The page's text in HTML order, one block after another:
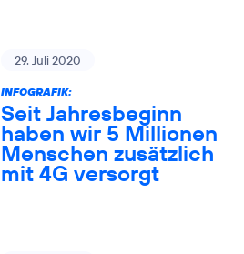
29. Juli 2020
INFOGRAFIK:
Seit Jahresbeginn
haben wir 5 Millionen
Menschen zusätzlich
mit 4G versorgt